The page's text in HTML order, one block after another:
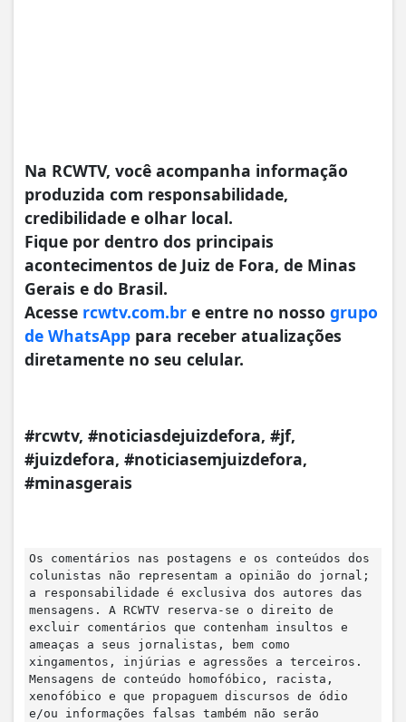
Na RCWTV, você acompanha informação
produzida com responsabilidade,
credibilidade e olhar local.
Fique por dentro dos principais
acontecimentos de Juiz de Fora, de Minas
Gerais e do Brasil.
Acesse rcwtv.com.br e entre no nosso grupo
de WhatsApp para receber atualizações
diretamente no seu celular.
#rcwtv, #noticiasdejuizdefora, #jf,
#juizdefora, #noticiasemjuizdefora,
#minasgerais
Os comentários nas postagens e os conteúdos dos
colunistas não representam a opinião do jornal;
a responsabilidade é exclusiva dos autores das
mensagens. A RCWTV reserva-se o direito de
excluir comentários que contenham insultos e
ameaças a seus jornalistas, bem como
xingamentos, injúrias e agressões a terceiros.
Mensagens de conteúdo homofóbico, racista,
xenofóbico e que propaguem discursos de ódio
e/ou informações falsas também não serão